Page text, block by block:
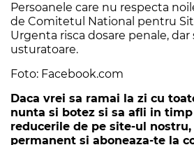
Persoanele care nu respecta
de Comitetul National pentru
Urgenta risca dosare penale, dar
usturatoare.
Foto: Facebook.com
Daca vrei sa ramai la zi cu
nunta si botez si sa afli in
reducerile de pe site-ul
permanent si aboneaza-te la